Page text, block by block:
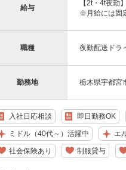
給与
【2t・4t夜勤
※月給には固
職種 夜勤配送ドラ
勤務地 栃木県宇都宮
入社日応相談 即日勤務OK
ミドル（40代～）活躍中 エ
社会保険あり 制服貸与